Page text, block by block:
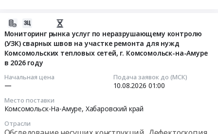
Мониторинг рынка услуг по неразрушающему контролю
(УЗК) сварных швов на участке ремонта для нужд
Комсомольских тепловых сетей, г. Комсомольск-на-Амуре
в 2026 году
Начальная цена
—
Подача заявок до (МСК)
10.08.2026 01:00
Место поставки
Комсомольск-На-Амуре, Хабаровский край
Отрасли